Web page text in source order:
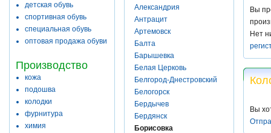
детская обувь
спортивная обувь
специальная обувь
оптовая продажа обуви
Производство
кожа
подошва
колодки
фурнитура
химия
Александрия
Антрацит
Артемовск
Балта
Барышевка
Белая Церковь
Белгород-Днестровский
Белогорск
Бердычев
Бердянск
Борисовка
Вы
Нет
Вы